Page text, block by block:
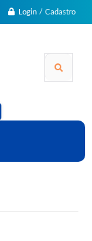
Login / Cadastro